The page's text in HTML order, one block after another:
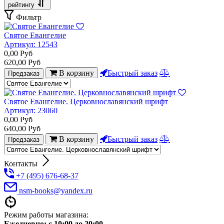
рейтингу
Фильтр
Святое Евангелие
Артикул: 12543
0,00 Руб
620,00 Руб
Предзаказ В корзину Быстрый заказ
Святое Евангелие. Церковнославянский шрифт
Артикул: 23060
0,00 Руб
640,00 Руб
Предзаказ В корзину Быстрый заказ
Контакты
+7 (495) 676-68-37
nsm-books@yandex.ru
Режим работы магазина: